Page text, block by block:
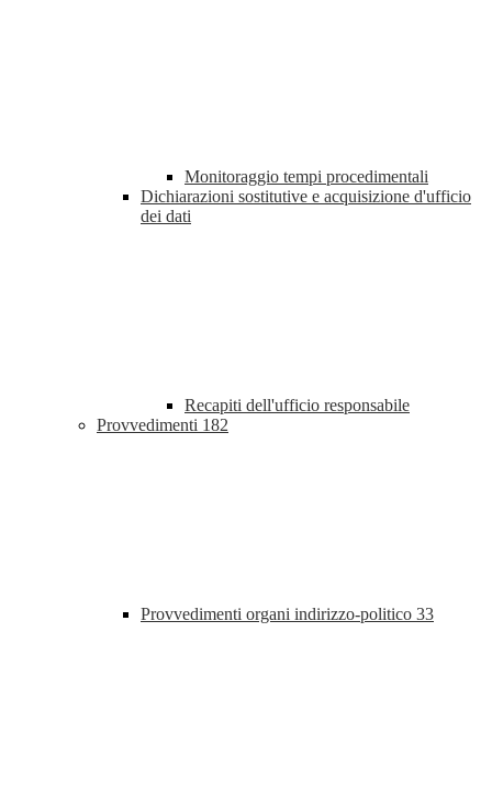
Monitoraggio tempi procedimentali
Dichiarazioni sostitutive e acquisizione d'ufficio
dei dati
Recapiti dell'ufficio responsabile
Provvedimenti 182
Provvedimenti organi indirizzo-politico 33